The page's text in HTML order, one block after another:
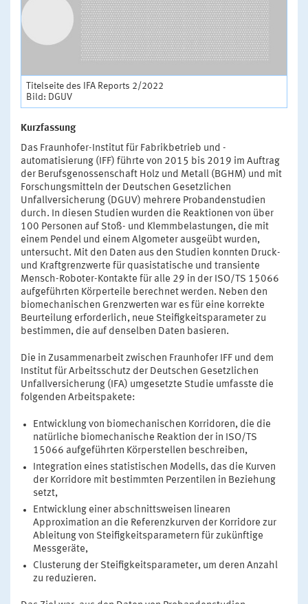
Titelseite des IFA Reports 2/2022
Bild: DGUV
Kurzfassung
Das Fraunhofer-Institut für Fabrikbetrieb und -
automatisierung (IFF) führte von 2015 bis 2019 im Auftrag
der Berufsgenossenschaft Holz und Metall (BGHM) und mit
Forschungsmitteln der Deutschen Gesetzlichen
Unfallversicherung (DGUV) mehrere Probandenstudien
durch. In diesen Studien wurden die Reaktionen von über
100 Personen auf Stoß- und Klemmbelastungen, die mit
einem Pendel und einem Algometer ausgeübt wurden,
untersucht. Mit den Daten aus den Studien konnten Druck-
und Kraftgrenzwerte für quasistatische und transiente
Mensch-Roboter-Kontakte für alle 29 in der ISO/TS 15066
aufgeführten Körperteile berechnet werden. Neben den
biomechanischen Grenzwerten war es für eine korrekte
Beurteilung erforderlich, neue Steifigkeitsparameter zu
bestimmen, die auf denselben Daten basieren.
Die in Zusammenarbeit zwischen Fraunhofer IFF und dem
Institut für Arbeitsschutz der Deutschen Gesetzlichen
Unfallversicherung (IFA) umgesetzte Studie umfasste die
folgenden Arbeitspakete:
Entwicklung von biomechanischen Korridoren, die die
natürliche biomechanische Reaktion der in ISO/TS
15066 aufgeführten Körperstellen beschreiben,
Integration eines statistischen Modells, das die Kurven
der Korridore mit bestimmten Perzentilen in Beziehung
setzt,
Entwicklung einer abschnittsweisen linearen
Approximation an die Referenzkurven der Korridore zur
Ableitung von Steifigkeitsparametern für zukünftige
Messgeräte,
Clusterung der Steifigkeitsparameter, um deren Anzahl
zu reduzieren.